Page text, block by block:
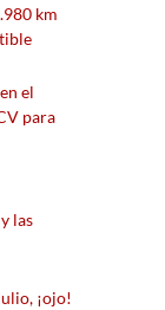
km
el
para
las
¡ojo!